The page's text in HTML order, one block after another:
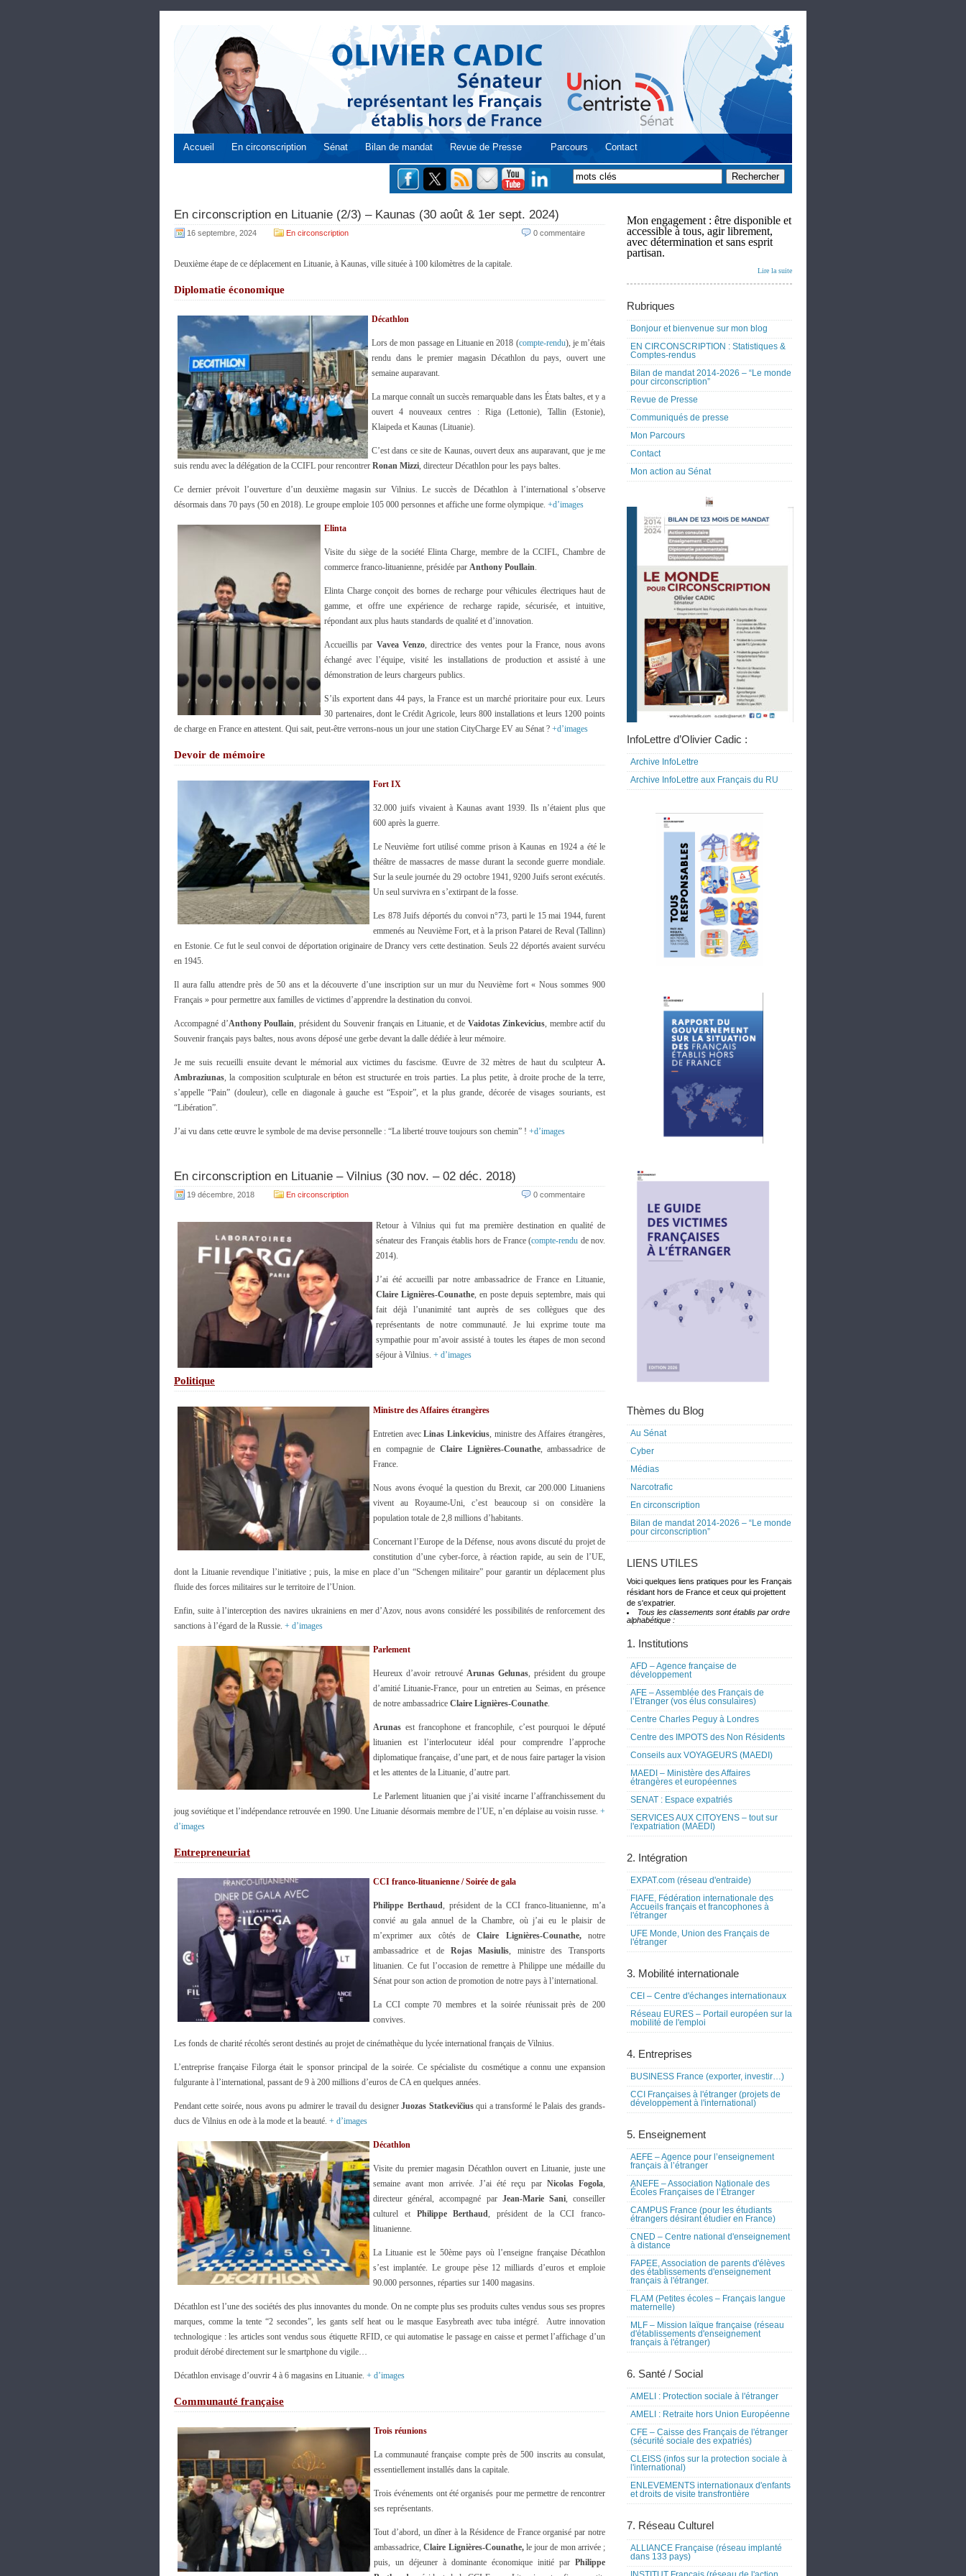
Accueil En circonscription Sénat Bilan de mandat Revue de Presse Parcours Contact
En circonscription en Lituanie (2/3) – Kaunas (30 août & 1er sept. 2024)
16 septembre, 2024 En circonscription 0 commentaire
Deuxième étape de ce déplacement en Lituanie, à Kaunas, ville située à 100 kilomètres de la capitale.
Diplomatie économique
Décathlon
Lors de mon passage en Lituanie en 2018 (compte-rendu), je m’étais
rendu dans le premier magasin Décathlon du pays, ouvert une
semaine auparavant.
La marque connaît un succès remarquable dans les États baltes, et y a
ouvert 4 nouveaux centres : Riga (Lettonie), Tallin (Estonie),
Klaipeda et Kaunas (Lituanie).
C’est dans ce site de Kaunas, ouvert deux ans auparavant, que je me
suis rendu avec la délégation de la CCIFL pour rencontrer Ronan Mizzi, directeur Décathlon pour les pays baltes.
Ce dernier prévoit l’ouverture d’un deuxième magasin sur Vilnius. Le succès de Décathlon à l’international s’observe
désormais dans 70 pays (50 en 2018). Le groupe emploie 105 000 personnes et affiche une forme olympique. +d’images
Elinta
Visite du siège de la société Elinta Charge, membre de la CCIFL, Chambre de
commerce franco-lituanienne, présidée par Anthony Poullain.
Elinta Charge conçoit des bornes de recharge pour véhicules électriques haut de
gamme, et offre une expérience de recharge rapide, sécurisée, et intuitive,
répondant aux plus hauts standards de qualité et d’innovation.
Accueillis par Vavea Venzo, directrice des ventes pour la France, nous avons
échangé avec l’équipe, visité les installations de production et assisté à une
démonstration de leurs chargeurs publics.
S’ils exportent dans 44 pays, la France est un marché prioritaire pour eux. Leurs
30 partenaires, dont le Crédit Agricole, leurs 800 installations et leurs 1200 points
de charge en France en attestent. Qui sait, peut-être verrons-nous un jour une station CityCharge EV au Sénat ? +d’images
Devoir de mémoire
Fort IX
32.000 juifs vivaient à Kaunas avant 1939. Ils n’étaient plus que
600 après la guerre.
Le Neuvième fort utilisé comme prison à Kaunas en 1924 a été le
théâtre de massacres de masse durant la seconde guerre mondiale.
Sur la seule journée du 29 octobre 1941, 9200 Juifs seront exécutés.
Un seul survivra en s’extirpant de la fosse.
Les 878 Juifs déportés du convoi n°73, parti le 15 mai 1944, furent
emmenés au Neuvième Fort, et à la prison Patarei de Reval (Tallinn)
en Estonie. Ce fut le seul convoi de déportation originaire de Drancy vers cette destination. Seuls 22 déportés avaient survécu
en 1945.
Il aura fallu attendre près de 50 ans et la découverte d’une inscription sur un mur du Neuvième fort « Nous sommes 900
Français » pour permettre aux familles de victimes d’apprendre la destination du convoi.
Accompagné d’Anthony Poullain, président du Souvenir français en Lituanie, et de Vaidotas Zinkevicius, membre actif du
Souvenir français pays baltes, nous avons déposé une gerbe devant la dalle dédiée à leur mémoire.
Je me suis recueilli ensuite devant le mémorial aux victimes du fascisme. Œuvre de 32 mètres de haut du sculpteur A.
Ambraziunas, la composition sculpturale en béton est structurée en trois parties. La plus petite, à droite proche de la terre,
s’appelle “Pain” (douleur), celle en diagonale à gauche est “Espoir”, et la plus grande, décorée de visages souriants, est
“Libération”.
J’ai vu dans cette œuvre le symbole de ma devise personnelle : “La liberté trouve toujours son chemin” ! +d’images
En circonscription en Lituanie – Vilnius (30 nov. – 02 déc. 2018)
19 décembre, 2018 En circonscription 0 commentaire
Retour à Vilnius qui fut ma première destination en qualité de
sénateur des Français établis hors de France (compte-rendu de nov.
2014).
J’ai été accueilli par notre ambassadrice de France en Lituanie,
Claire Lignières-Counathe, en poste depuis septembre, mais qui
fait déjà l’unanimité tant auprès de ses collègues que des
représentants de notre communauté. Je lui exprime toute ma
sympathie pour m’avoir assisté à toutes les étapes de mon second
séjour à Vilnius. + d’images
Politique
Ministre des Affaires étrangères
Entretien avecLinas Linkevicius, ministre des Affaires étrangères,
en compagnie de Claire Lignières-Counathe, ambassadrice de
France.
Nous avons évoqué la question du Brexit, car 200.000 Lituaniens
vivent au Royaume-Uni, c’est beaucoup si on considère la
population totale de 2,8 millions d’habitants.
Concernant l’Europe de la Défense, nous avons discuté du projet de
constitution d’une cyber-force, à réaction rapide, au sein de l’UE,
dont la Lituanie revendique l’initiative ; puis, la mise en place d’un “Schengen militaire” pour garantir un déplacement plus
fluide des forces militaires sur le territoire de l’Union.
Enfin, suite à l’interception des navires ukrainiens en mer d’Azov, nous avons considéré les possibilités de renforcement des
sanctions à l’égard de la Russie. + d’images
Parlement
Heureux d’avoir retrouvé Arunas Gelunas, président du groupe
d’amitié Lituanie-France, pour un entretien au Seimas, en présence
de notre ambassadrice Claire Lignières-Counathe.
Arunas est francophone et francophile, c’est pourquoi le député
lituanien est l’interlocuteur idéal pour comprendre l’approche
diplomatique française, d’une part, et de nous faire partager la vision
et les attentes de la Lituanie, d’autre part.
Le Parlement lituanien que j’ai visité incarne l’affranchissement du
joug soviétique et l’indépendance retrouvée en 1990. Une Lituanie désormais membre de l’UE, n’en déplaise au voisin russe. +
d’images
Entrepreneuriat
CCI franco-lituanienne / Soirée de gala
Philippe Berthaud, président de la CCI franco-lituanienne, m’a
convié au gala annuel de la Chambre, où j’ai eu le plaisir de
m’exprimer aux côtés deClaire Lignières-Counathe,notre
ambassadrice et de Rojas Masiulis, ministre des Transports
lituanien. Ce fut l’occasion de remettre à Philippe une médaille du
Sénat pour son action de promotion de notre pays à l’international.
La CCI compte 70 membres et la soirée réunissait près de 200
convives.
Les fonds de charité récoltés seront destinés au projet de cinémathèque du lycée international français de Vilnius.
L’entreprise française Filorga était le sponsor principal de la soirée. Ce spécialiste du cosmétique a connu une expansion
fulgurante à l’international, passant de 9 à 200 millions d’euros de CA en quelques années.
Pendant cette soirée, nous avons pu admirer le travail du designerJuozas Statkevičiusqui a transformé le Palais des grands-
ducs de Vilnius en ode à la mode et la beauté. + d’images
Décathlon
Visite du premier magasin Décathlon ouvert en Lituanie, juste une
semaine avant mon arrivée. J’ai été reçu par Nicolas Fogola,
directeur général, accompagné par Jean-Marie Sani, conseiller
culturel et Philippe Berthaud, président de la CCI franco-
lituanienne.
La Lituanie est le 50ème pays où l’enseigne française Décathlon
s’est implantée. Le groupe pèse 12 milliards d’euros et emploie
90.000 personnes, réparties sur 1400 magasins.
Décathlon est l’une des sociétés des plus innovantes du monde. On ne compte plus ses produits cultes vendus sous ses propres
marques, comme la tente “2 secondes”, les gants self heat ou le masque Easybreath avec tuba intégré. Autre innovation
technologique : les articles sont vendus sous étiquette RFID, ce qui automatise le passage en caisse et permet l’affichage d’un
produit dérobé directement sur le smartphone du vigile…
Décathlon envisage d’ouvrir 4 à 6 magasins en Lituanie. + d’images
Communauté française
Trois réunions
La communauté française compte près de 500 inscrits au consulat,
essentiellement installés dans la capitale.
Trois événements ont été organisés pour me permettre de rencontrer
ses représentants.
Tout d’abord, un dîner à la Résidence de France organisé par notre
ambassadrice,Claire Lignières-Counathe, le jour de mon arrivée ;
puis, un déjeuner à dominante économique initié par Philippe
Mon engagement : être disponible et
accessible à tous, agir librement,
avec détermination et sans esprit
partisan.
Lire la suite
Rubriques
Bonjour et bienvenue sur mon blog
EN CIRCONSCRIPTION : Statistiques &
Comptes-rendus
Bilan de mandat 2014-2026 – “Le monde
pour circonscription”
Revue de Presse
Communiqués de presse
Mon Parcours
Contact
Mon action au Sénat
InfoLettre d’Olivier Cadic :
Archive InfoLettre
Archive InfoLettre aux Français du RU
Thèmes du Blog
Au Sénat
Cyber
Médias
Narcotrafic
En circonscription
Bilan de mandat 2014-2026 – “Le monde
pour circonscription”
LIENS UTILES
Voici quelques liens pratiques pour les Français
résidant hors de France et ceux qui projettent
de s'expatrier.
Tous les classements sont établis par ordre
alphabétique :
1. Institutions
AFD – Agence française de
développement
AFE – Assemblée des Français de
l’Etranger (vos élus consulaires)
Centre Charles Peguy à Londres
Centre des IMPOTS des Non Résidents
Conseils aux VOYAGEURS (MAEDI)
MAEDI – Ministère des Affaires
étrangères et européennes
SENAT : Espace expatriés
SERVICES AUX CITOYENS – tout sur
l'expatriation (MAEDI)
2. Intégration
EXPAT.com (réseau d'entraide)
FIAFE, Fédération internationale des
Accueils français et francophones à
l'étranger
UFE Monde, Union des Français de
l'étranger
3. Mobilité internationale
CEI – Centre d'échanges internationaux
Réseau EURES – Portail européen sur la
mobilité de l'emploi
4. Entreprises
BUSINESS France (exporter, investir…)
CCI Françaises à l'étranger (projets de
développement à l'international)
5. Enseignement
AEFE – Agence pour l’enseignement
français à l’étranger
ANEFE – Association Nationale des
Écoles Françaises de l’Étranger
CAMPUS France (pour les étudiants
étrangers désirant étudier en France)
CNED – Centre national d'enseignement
à distance
FAPEE, Association de parents d'élèves
des établissements d'enseignement
français à l'étranger.
FLAM (Petites écoles – Français langue
maternelle)
MLF – Mission laïque française (réseau
d'établissements d'enseignement
français à l'étranger)
6. Santé / Social
AMELI : Protection sociale à l'étranger
AMELI : Retraite hors Union Européenne
CFE – Caisse des Français de l'étranger
(sécurité sociale des expatriés)
CLEISS (infos sur la protection sociale à
l'international)
ENLEVEMENTS internationaux d'enfants
et droits de visite transfrontière
7. Réseau Culturel
ALLIANCE Française (réseau implanté
dans 133 pays)